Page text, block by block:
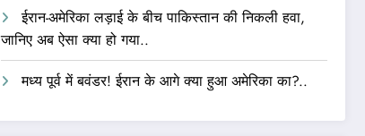
ईरान-अमेरिका लड़ाई के बीच पाकिस्तान की निकली हवा,
जानिए अब ऐसा क्या हो गया..
मध्य पूर्व में बवंडर! ईरान के आगे क्या हुआ अमेरिका का?..